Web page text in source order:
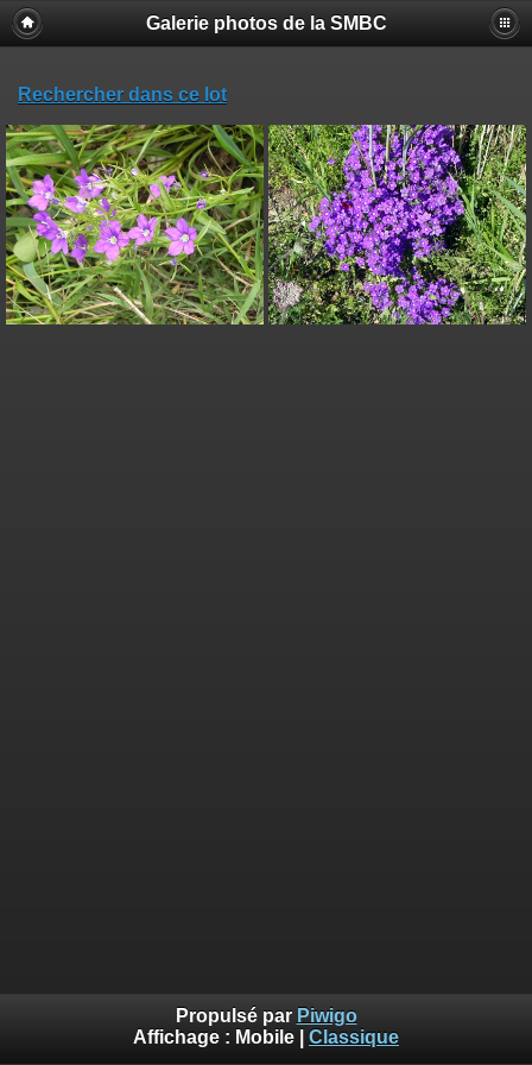
Galerie photos de la SMBC
Rechercher dans ce lot
Propulsé par Piwigo
Affichage : Mobile Classique